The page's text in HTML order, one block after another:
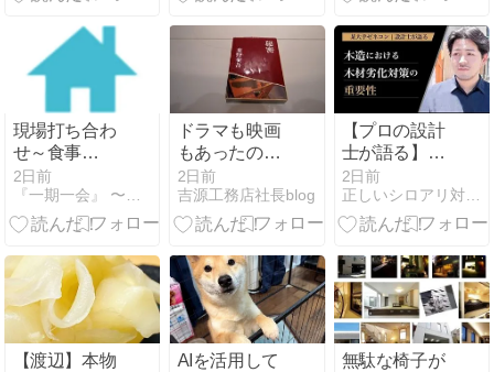
中野ハウジン
グ様
現場打ち合わ
せ～食事
会！！
2日前
ドラマも映画
もあったの
に。。
2日前
吉源工務店社長blog
【プロの設計
士が語る】マ
イホームと未
来の木造建築
を守る「ホウ
ンdeガード工
法）」の重要
性
2日前
正しいシロアリ対策を広める専門家ブログ
【渡辺】本物
AIを活用して
無駄な椅子が